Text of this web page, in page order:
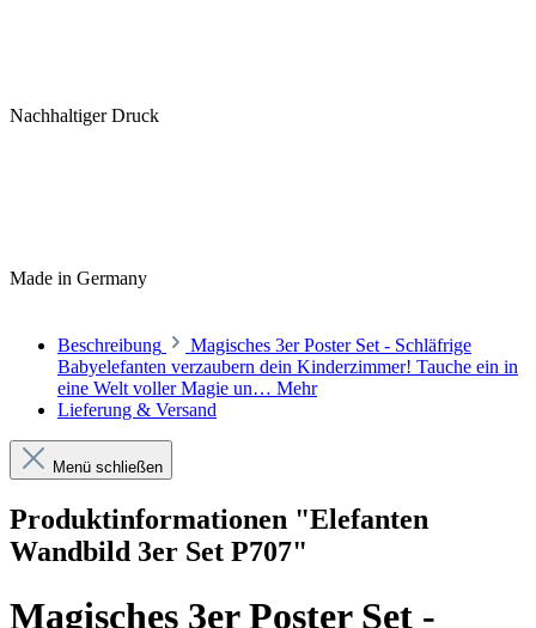
Nachhaltiger Druck
Made in Germany
Beschreibung
Magisches 3er Poster Set - Schläfrige
Babyelefanten verzaubern dein Kinderzimmer! Tauche ein in
eine Welt voller Magie un… Mehr
Lieferung & Versand
Menü schließen
Produktinformationen "Elefanten
Wandbild 3er Set P707"
Magisches 3er Poster Set -